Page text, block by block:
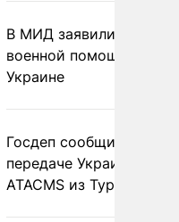
В МИД заявили о
военной помощи
Украине
Госдеп сообщил о
передаче Украине
ATACMS из Турции